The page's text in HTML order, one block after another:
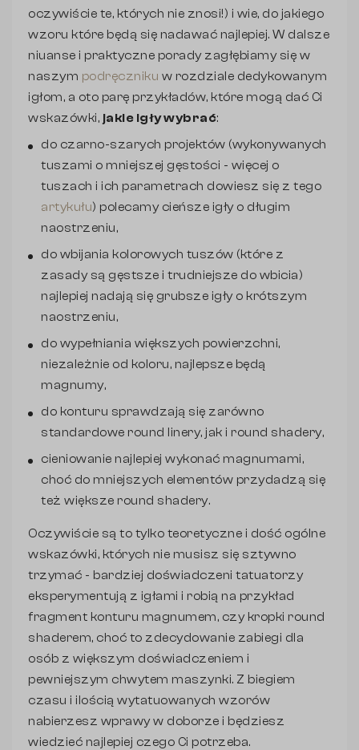
oczywiście te, których nie znosi!) i wie, do jakiego
wzoru które będą się nadawać najlepiej. W dalsze
niuanse i praktyczne porady zagłębiamy się w
naszym podręczniku w rozdziale dedykowanym
igłom, a oto parę przykładów, które mogą dać Ci
wskazówki, jakie igły wybrać:
do czarno-szarych projektów (wykonywanych
tuszami o mniejszej gęstości - więcej o
tuszach i ich parametrach dowiesz się z tego
artykułu) polecamy cieńsze igły o długim
naostrzeniu,
do wbijania kolorowych tuszów (które z
zasady są gęstsze i trudniejsze do wbicia)
najlepiej nadają się grubsze igły o krótszym
naostrzeniu,
do wypełniania większych powierzchni,
niezależnie od koloru, najlepsze będą
magnumy,
do konturu sprawdzają się zarówno
standardowe round linery, jak i round shadery,
cieniowanie najlepiej wykonać magnumami,
choć do mniejszych elementów przydadzą się
też większe round shadery.
Oczywiście są to tylko teoretyczne i dość ogólne
wskazówki, których nie musisz się sztywno
trzymać - bardziej doświadczeni tatuatorzy
eksperymentują z igłami i robią na przykład
fragment konturu magnumem, czy kropki round
shaderem, choć to zdecydowanie zabiegi dla
osób z większym doświadczeniem i
pewniejszym chwytem maszynki. Z biegiem
czasu i ilością wytatuowanych wzorów
nabierzesz wprawy w doborze i będziesz
wiedzieć najlepiej czego Ci potrzeba.